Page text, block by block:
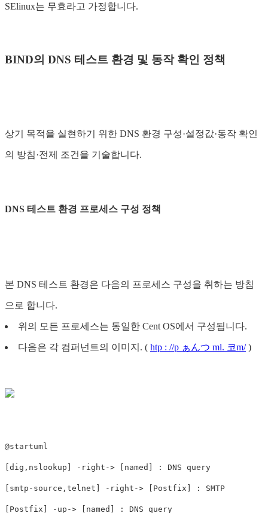
SElinux는 무효라고 가정합니다.
BIND의 DNS 테스트 환경 및 동작 확인 정책
상기 목적을 실현하기 위한 DNS 환경 구성·설정값·동작 확인
의 방침·전제 조건을 기술합니다.
DNS 테스트 환경 프로세스 구성 정책
본 DNS 테스트 환경은 다음의 프로세스 구성을 취하는 방침
으로 합니다.
위의 모든 프로세스는 동일한 Cent OS에서 구성됩니다.
다음은 각 컴퍼넌트의 이미지. ( htp : //p ぁんつ ml. 코m/)
@startuml
[dig,nslookup] -right-> [named] : DNS query
[smtp-source,telnet] -right-> [Postfix] : SMTP
[Postfix] -up-> [named] : DNS query